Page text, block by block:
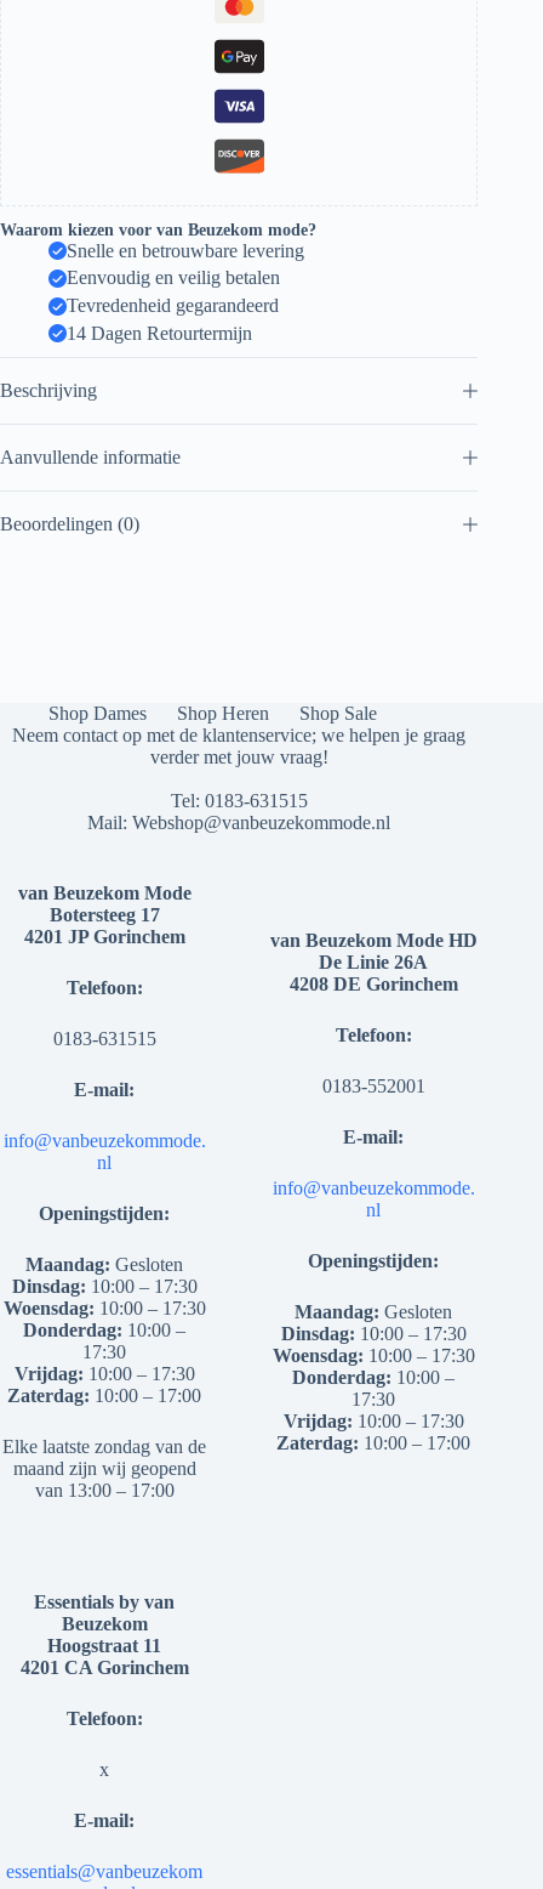
Waarom kiezen voor van Beuzekom mode?
Snelle en betrouwbare levering
Eenvoudig en veilig betalen
Tevredenheid gegarandeerd
14 Dagen Retourtermijn
Beschrijving
Aanvullende informatie
Beoordelingen (0)
Shop Dames Shop Heren
Shop Sale
Neem contact op met de klantenservice; we helpen je graag
verder met jouw vraag!
Tel: 0183-631515
Mail:Webshop@vanbeuzekommode.nl
van Beuzekom Mode
Botersteeg 17
4201 JP Gorinchem
Telefoon:
0183-631515
E-mail:
info@vanbeuzekommode.
nl
Openingstijden:
Maandag: Gesloten
Dinsdag: 10:00 – 17:30
Woensdag: 10:00 – 17:30
Donderdag: 10:00 –
17:30
Vrijdag: 10:00 – 17:30
Zaterdag: 10:00 – 17:00
Elke laatste zondag van de
maand zijn wij geopend
van 13:00 – 17:00
van Beuzekom Mode HD
De Linie 26A
4208 DE Gorinchem
Telefoon:
0183-552001
E-mail:
info@vanbeuzekommode.
nl
Openingstijden:
Maandag: Gesloten
Dinsdag: 10:00 – 17:30
Woensdag: 10:00 – 17:30
Donderdag: 10:00 –
17:30
Vrijdag: 10:00 – 17:30
Zaterdag: 10:00 – 17:00
Essentials by van
Beuzekom
Hoogstraat 11
4201 CA Gorinchem
Telefoon:
x
E-mail:
essentials@vanbeuzekom